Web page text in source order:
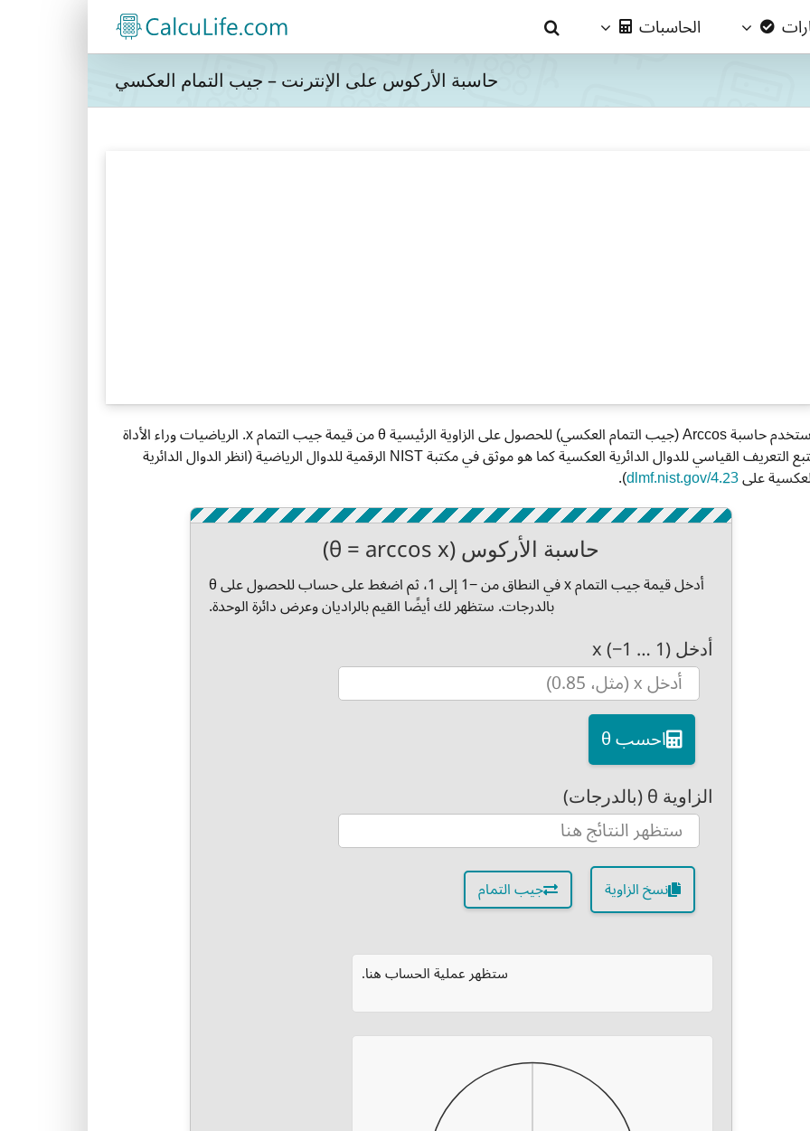
الحاسبات
حاسبة الأركوس على الإنترنت – جيب التمام العكسي
استخدم حاسبة Arccos (جيب التمام العكسي) للحصول على الزاوية الرئيسية θ من قيمة جيب التمام x. الرياضيات وراء الأداة
تتبع التعريف القياسي للدوال الدائرية العكسية كما هو موثق في مكتبة NIST الرقمية للدوال الرياضية (انظر الدوال الدائرية
علىdlmf.nist.gov/4.23
).
حاسبة الأركوس (θ = arccos x)
أدخل قيمة جيب التمام x في النطاق من −1 إلى 1، ثم اضغط على حساب للحصول على θ
بالدرجات. ستظهر لك أيضًا القيم بالراديان وعرض دائرة الوحدة.
أدخل x (−1 … 1)
احسب θ
الزاوية θ (بالدرجات)
نسخ الزاوية جيب التمام
ستظهر عملية الحساب هنا.